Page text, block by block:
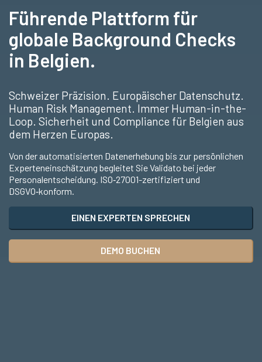
Führende Plattform für
globale Background Checks
in Belgien.
Schweizer Präzision. Europäischer Datenschutz.
Human Risk Management. Immer Human-in-the-
Loop. Sicherheit und Compliance für Belgien aus
dem Herzen Europas.
Von der automatisierten Datenerhebung bis zur persönlichen
Experteneinschätzung begleitet Sie Validato bei jeder
Personalentscheidung. ISO‑27001-zertifiziert und
DSGVO‑konform.
EINEN EXPERTEN SPRECHEN
DEMO BUCHEN